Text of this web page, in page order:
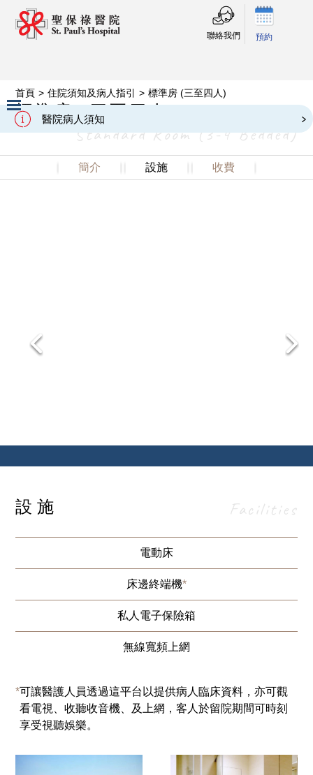
聯絡我們 預約
醫院病人須知
Slide 2 of 3.
首頁 > 住院須知及病人指引 > 標準房 (三至四人)
標準房 (三至四人)
Standard Room (3-4 Bedded)
簡介 設施 收費
設施 Facilities
電動床
床邊終端機*
私人電子保險箱
無線寬頻上網
*可讓醫護人員透過這平台以提供病人臨床資料，亦可觀
看電視、收聽收音機、及上網，客人於留院期間可時刻
享受視聽娛樂。